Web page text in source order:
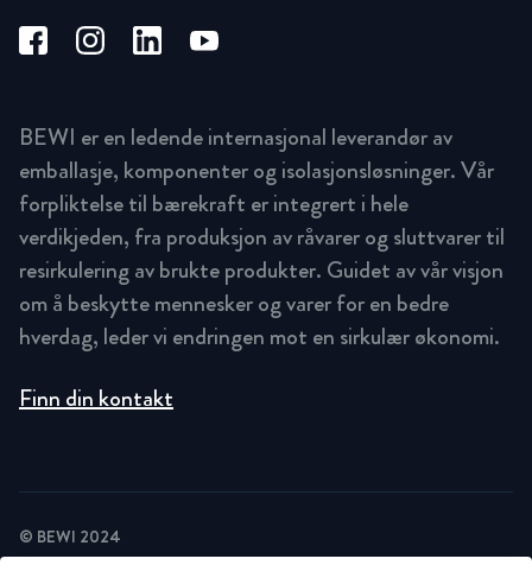
BEWI er en ledende internasjonal leverandør av
emballasje, komponenter og isolasjonsløsninger. Vår
forpliktelse til bærekraft er integrert i hele
verdikjeden, fra produksjon av råvarer og sluttvarer til
resirkulering av brukte produkter. Guidet av vår visjon
om å beskytte mennesker og varer for en bedre
hverdag, leder vi endringen mot en sirkulær økonomi.
Finn din kontakt
© BEWI 2024